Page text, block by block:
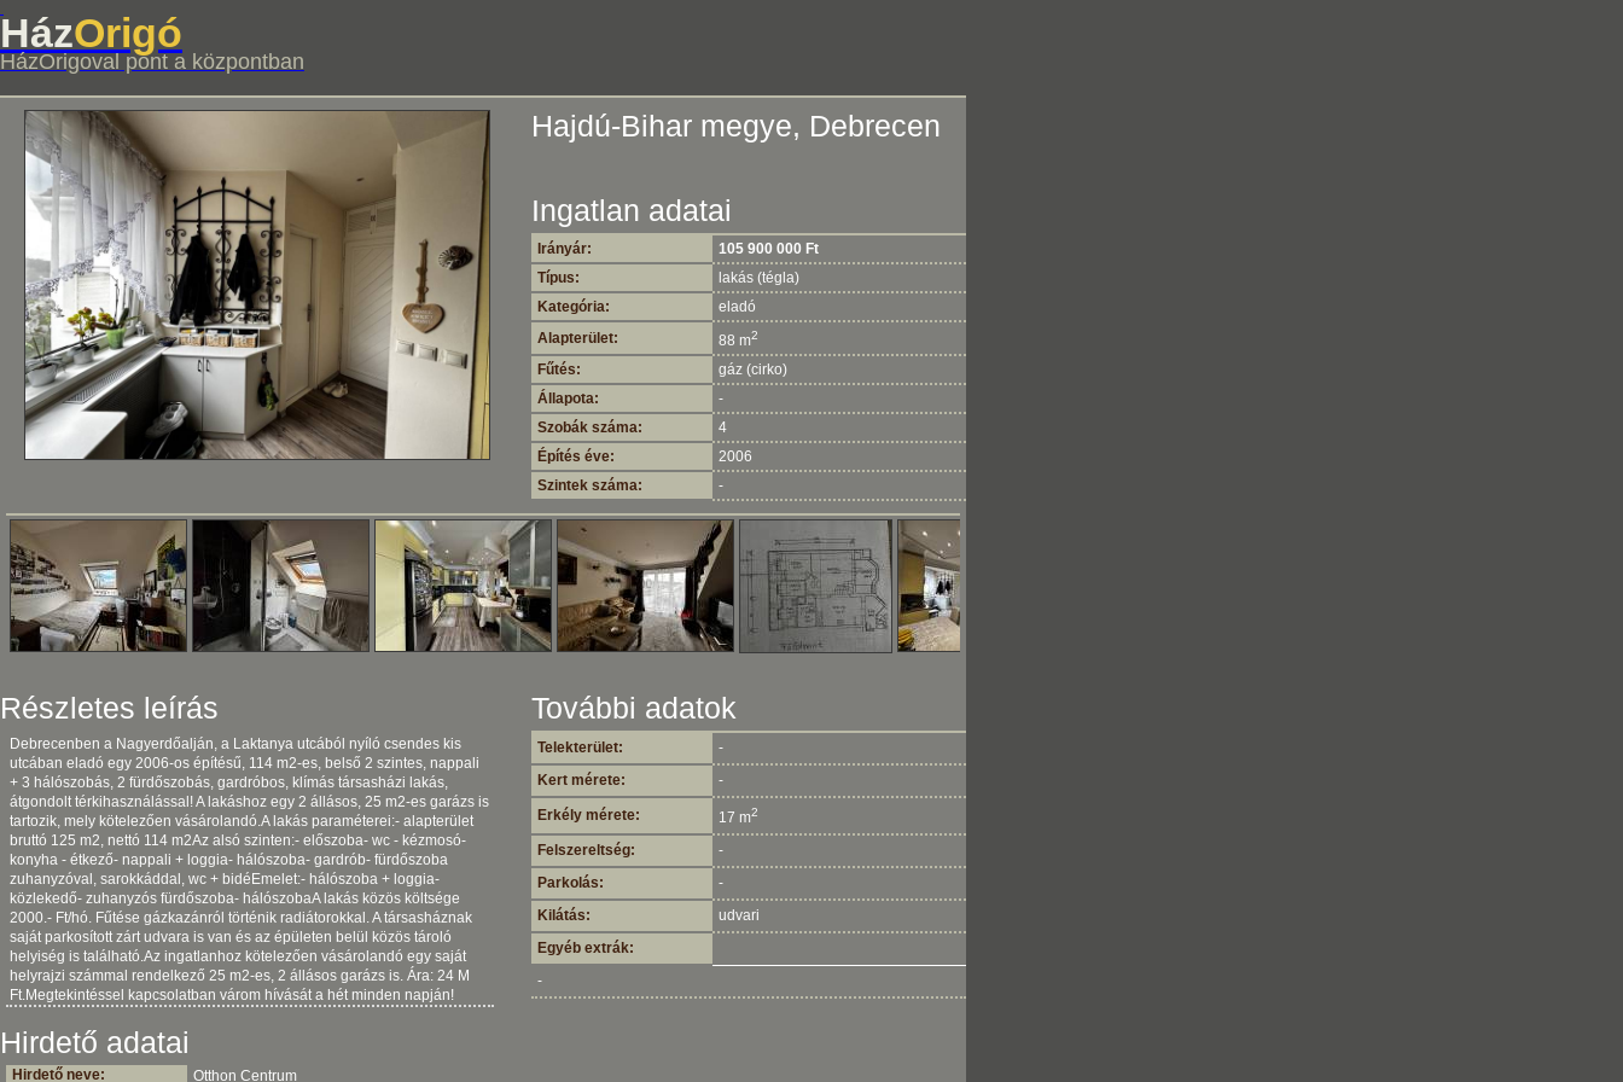
HázOrigó
HázOrigoval pont a központban
Hajdú-Bihar megye, Debrecen
Ingatlan adatai
Irányár:
105 900 000 Ft
Típus:
lakás (tégla)
Kategória:
eladó
Alapterület:
88 m2
Fűtés:
gáz (cirko)
Állapota:
-
Szobák száma:
4
Építés éve:
2006
Szintek száma:
-
Részletes leírás
Debrecenben a Nagyerdőalján, a Laktanya utcából nyíló csendes kis
utcában eladó egy 2006-os építésű, 114 m2-es, belső 2 szintes, nappali
+ 3 hálószobás, 2 fürdőszobás, gardróbos, klímás társasházi lakás,
átgondolt térkihasználással! A lakáshoz egy 2 állásos, 25 m2-es garázs is
tartozik, mely kötelezően vásárolandó.A lakás paraméterei:- alapterület
bruttó 125 m2, nettó 114 m2Az alsó szinten:- előszoba- wc - kézmosó-
konyha - étkező- nappali + loggia- hálószoba- gardrób- fürdőszoba
zuhanyzóval, sarokkáddal, wc + bidéEmelet:- hálószoba + loggia-
közlekedő- zuhanyzós fürdőszoba- hálószobaA lakás közös költsége
2000.- Ft/hó. Fűtése gázkazánról történik radiátorokkal. A társasháznak
saját parkosított zárt udvara is van és az épületen belül közös tároló
helyiség is található.Az ingatlanhoz kötelezően vásárolandó egy saját
helyrajzi számmal rendelkező 25 m2-es, 2 állásos garázs is. Ára: 24 M
Ft.Megtekintéssel kapcsolatban várom hívását a hét minden napján!
További adatok
Telekterület:
-
Kert mérete:
-
Erkély mérete: 17 m2
Felszereltség:
-
Parkolás:
-
Kilátás:
udvari
Egyéb extrák:
-
Hirdető adatai
Hirdető neve: Otthon Centrum